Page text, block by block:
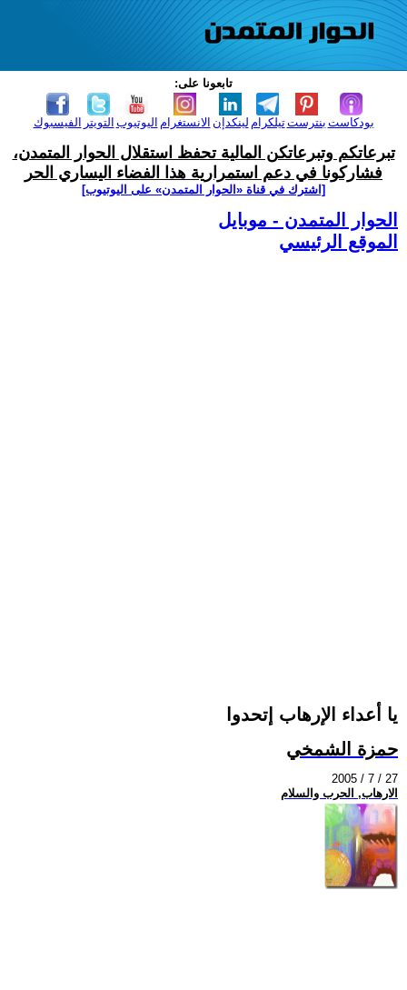
تابعونا على:
الفيسبوك التويتر اليوتيوب الانستغرام لينكدإن تيلكرامبنترست بودكاست
تبرعاتكم وتبرعاتكن المالية تحفظ استقلال الحوار المتمدن،
فشاركونا في دعم استمرارية هذا الفضاء اليساري الحر
[اشترك في قناة ‫«الحوار المتمدن» على اليوتيوب]
الحوار المتمدن - موبايل
الموقع الرئيسي
يا أعداء الإرهاب إتحدوا
حمزة الشمخي
2005 / 7 / 27
الارهاب, الحرب والسلام